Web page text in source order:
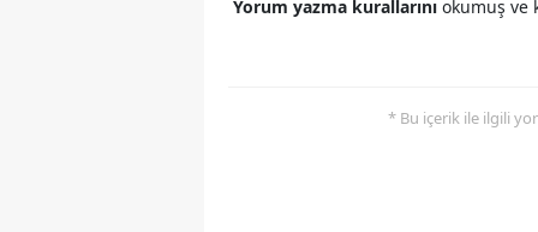
Yorum yazma kurallarını okumuş ve
* Bu içerik ile ilgili